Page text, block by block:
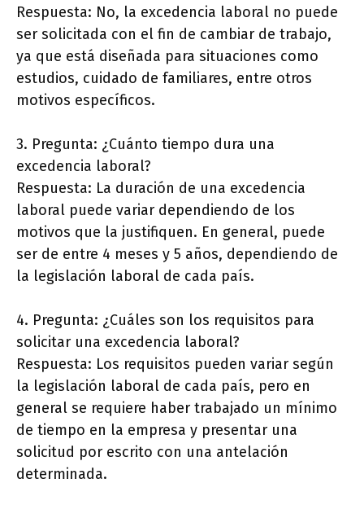
Respuesta: No, la excedencia laboral no puede
ser solicitada con el fin de cambiar de trabajo,
ya que está diseñada para situaciones como
estudios, cuidado de familiares, entre otros
motivos específicos.
3. Pregunta: ¿Cuánto tiempo dura una
excedencia laboral?
Respuesta: La duración de una excedencia
laboral puede variar dependiendo de los
motivos que la justifiquen. En general, puede
ser de entre 4 meses y 5 años, dependiendo de
la legislación laboral de cada país.
4. Pregunta: ¿Cuáles son los requisitos para
solicitar una excedencia laboral?
Respuesta: Los requisitos pueden variar según
la legislación laboral de cada país, pero en
general se requiere haber trabajado un mínimo
de tiempo en la empresa y presentar una
solicitud por escrito con una antelación
determinada.